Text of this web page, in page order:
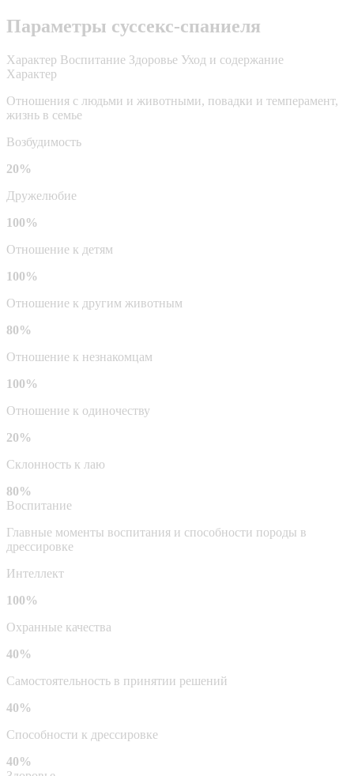
Параметры суссекс-спаниеля
Характер Воспитание Здоровье Уход и содержание
Характер
Отношения с людьми и животными, повадки и темперамент,
жизнь в семье
Возбудимость
20%
Дружелюбие
100%
Отношение к детям
100%
Отношение к другим животным
80%
Отношение к незнакомцам
100%
Отношение к одиночеству
20%
Склонность к лаю
80%
Воспитание
Главные моменты воспитания и способности породы в
дрессировке
Интеллект
100%
Охранные качества
40%
Самостоятельность в принятии решений
40%
Способности к дрессировке
40%